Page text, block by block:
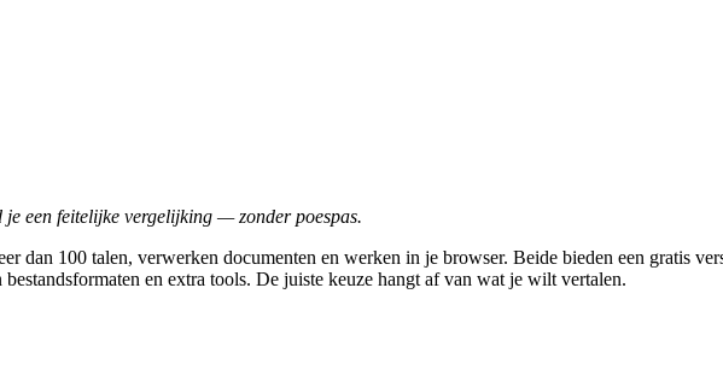
een feitelijke vergelijking — zonder poespas.
dan 100 talen, verwerken documenten en werken in je browser. Beide bieden een gratis
en extra tools. De juiste keuze hangt af van wat je wilt vertalen.